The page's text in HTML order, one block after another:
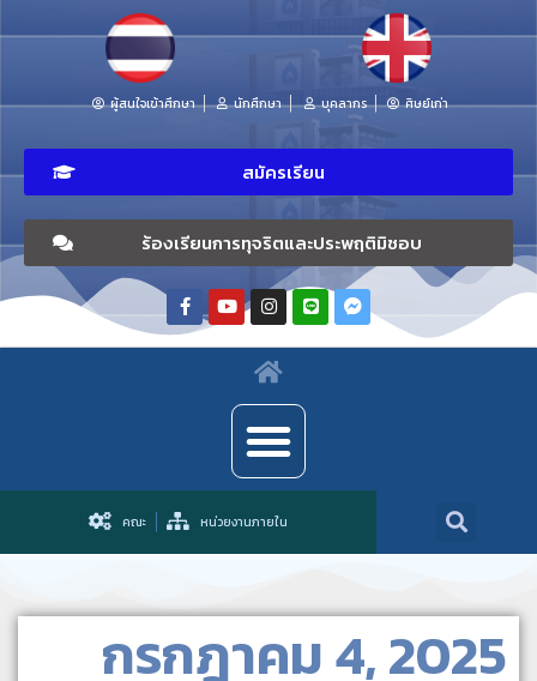
ผู้สนใจเข้าศึกษา นักศึกษา บุคลากร ศิษย์เก่า
สมัครเรียน
ร้องเรียนการทุจริตและประพฤติมิชอบ
คณะ หน่วยงานภายใน
กรกฎาคม 4, 2025